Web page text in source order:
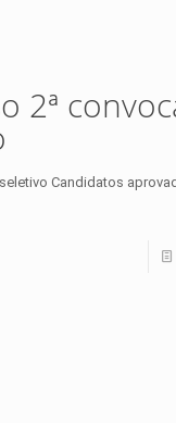
2ª
Candidatos